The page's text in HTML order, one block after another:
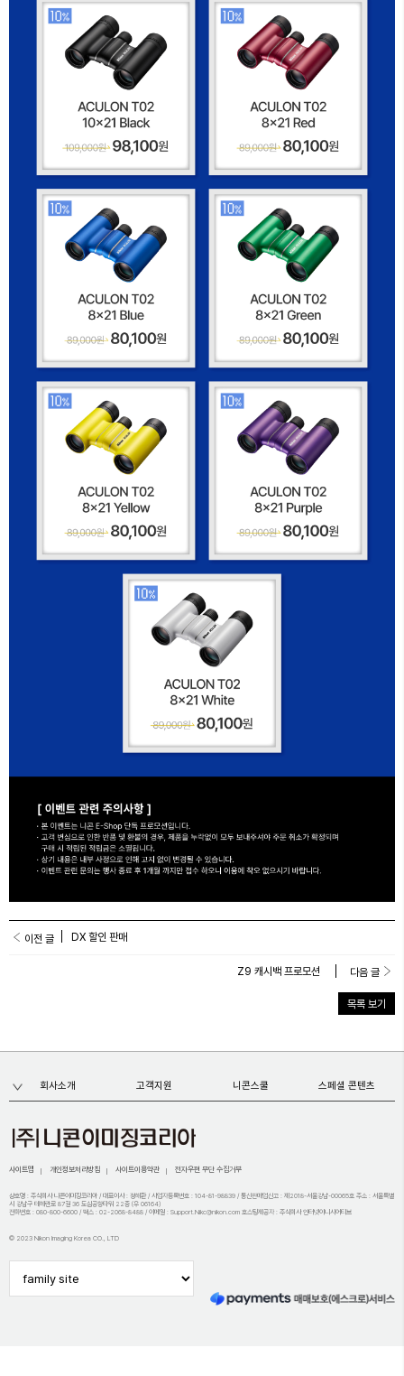
이전 글 DX 할인 판매
목록 보기
Z9 캐시백 프로모션 다음 글
회사소개 고객지원 니콘스쿨 스페셜 콘텐츠
사이트맵 개인정보처리방침 사이트이용약관 전자우편 무단 수집거부
상호명 : 주식회사 니콘이미징코리아 / 대표이사 : 정해환 / 사업자등록번호 : 104-81-98839 / 통신판매업신고 : 제2018-서울강남-00065호 주소 : 서울특별
시 강남구 테헤란로 87길 36 도심공항타워 22층 (우 06164)
전화번호 : 080-800-6600 / 팩스 : 02-2068-8488 / 이메일 : Support.Nikc@nikon.com 호스팅제공자 : 주식회사 인터넷이니시어티브
© 2023 Nikon Imaging Korea CO., LTD